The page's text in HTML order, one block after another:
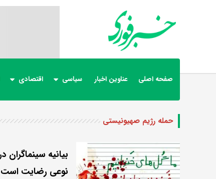
صفحه اصلی عناوین اخبار سیاسی اقتصادی
حمله رژیم صهیونیستی
بیانیه
نوعی رضایت است